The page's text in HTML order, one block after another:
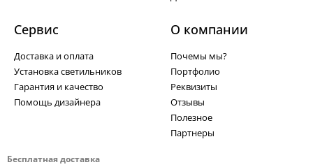
Бесплатная доставка
Сервис
Доставка и оплата
Установка светильников
Гарантия и качество
Помощь дизайнера
О компании
Почемы мы?
Портфолио
Реквизиты
Отзывы
Полезное
Партнеры